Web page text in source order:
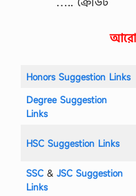
আরো
Honors Suggestion Links
Degree Suggestion
Links
HSC Suggestion Links
SSC ‍& JSC Suggestion
Links